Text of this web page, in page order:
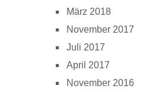
März 2018
November 2017
Juli 2017
April 2017
November 2016